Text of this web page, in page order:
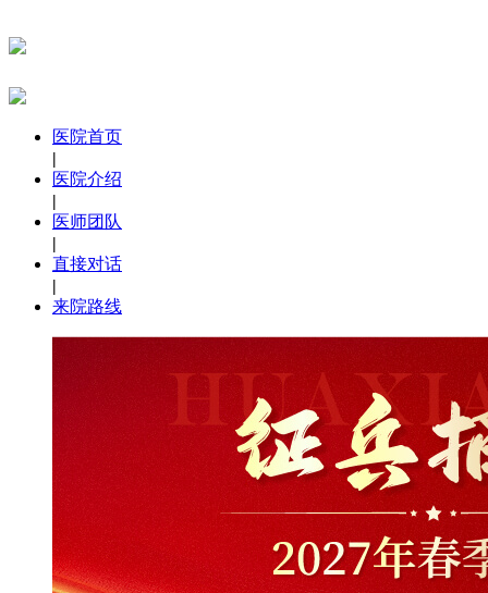
医院首页
|
医院介绍
|
医师团队
|
直接对话
|
来院路线